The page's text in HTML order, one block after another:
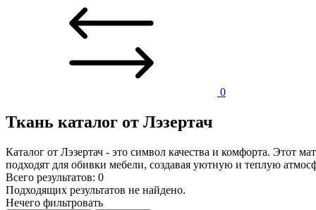
0
Ткань каталог от Лэзертач
Каталог от Лэзертач - это символ качества и комфорта. Этот
подходят для обивки мебели, создавая уютную и теплую
Всего результатов: 0
Подходящих результатов не найдено.
Нечего фильтровать